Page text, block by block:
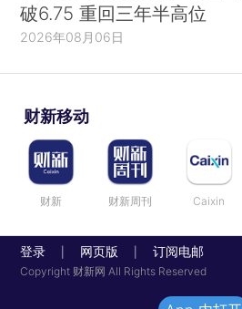
破6.75 重回三年半高位
2026年08月06日
财新移动
财新 财新周刊 Caixin
登录 网页版 订阅电邮
Copyright 财新网 All Rights Reserved